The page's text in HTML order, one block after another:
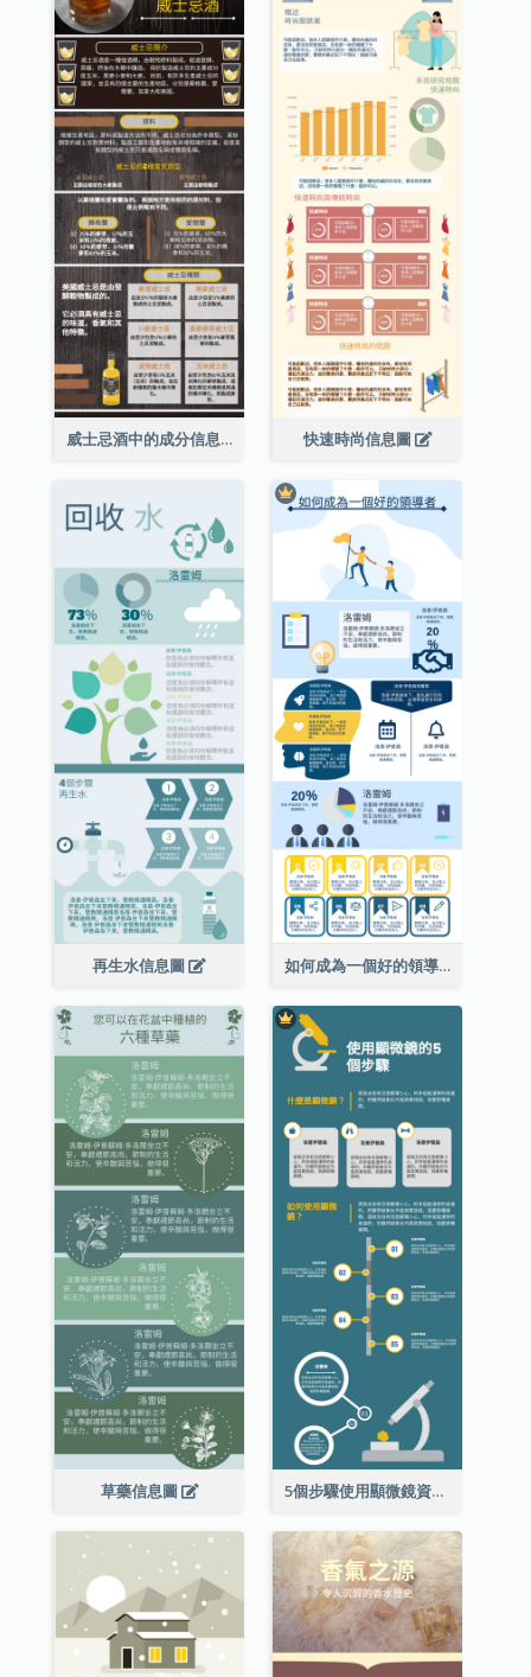
威士忌酒中的成分信息圖表 快速時尚信息圖
再生水信息圖 如何成為一個好的領導者信息圖
草藥信息圖 5個步驟使用顯微鏡資料圖